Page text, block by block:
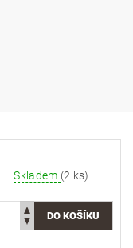
Skladem (2 ks)